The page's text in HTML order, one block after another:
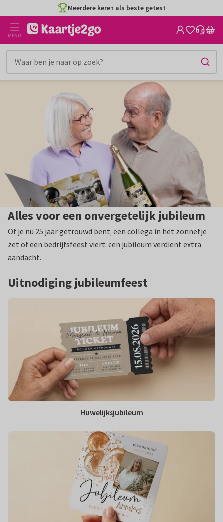
naar
inhoud
naar
het
filter
Meerdere keren als beste getest
MENU
Alles voor een onvergetelijk jubileum
Of je nu 25 jaar getrouwd bent, een collega in het zonnetje
zet of een bedrijfsfeest viert: een jubileum verdient extra
aandacht.
Uitnodiging jubileumfeest
Huwelijksjubileum